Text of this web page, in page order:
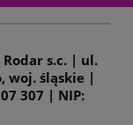
s.c. | ul.
woj. śląskie |
307 | NIP: